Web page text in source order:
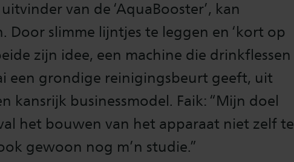
van de ‘AquaBooster’, kan
Door slimme lijntjes te leggen en ‘kort op
zijn idee, een machine die drinkflessen
een grondige reinigingsbeurt geeft, uit
kansrijk businessmodel. Faik: “Mijn doel
het bouwen van het apparaat niet zelf te
gewoon nog m’n studie.”